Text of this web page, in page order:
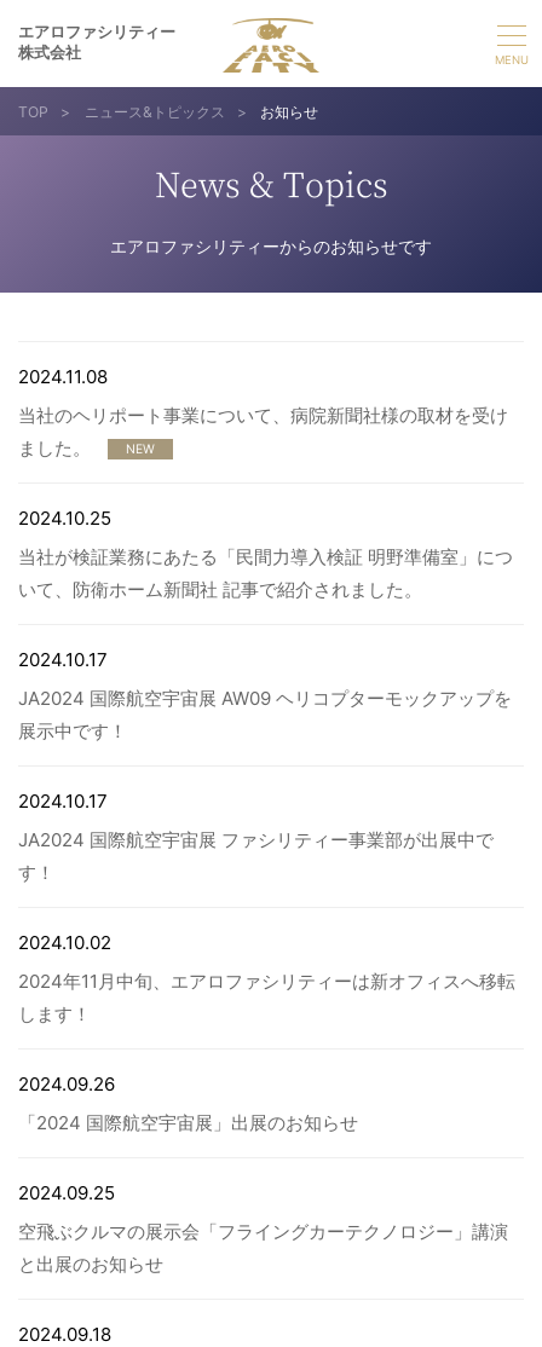
エアロファシリティー
株式会社
選ばれる理由
採用情報
病院関係者の方
TOP > ニュース&トピックス > お知らせ
News & Topics
エアロファシリティーからのお知らせです
2024.11.08
当社のヘリポート事業について、病院新聞社様の取材を受け
ました。
NEW
2024.10.25
当社が検証業務にあたる「民間力導入検証 明野準備室」につ
いて、防衛ホーム新聞社 記事で紹介されました。
2024.10.17
JA2024 国際航空宇宙展 AW09 ヘリコプターモックアップを
展示中です！
2024.10.17
JA2024 国際航空宇宙展 ファシリティー事業部が出展中で
す！
2024.10.02
2024年11月中旬、エアロファシリティーは新オフィスへ移転
します！
2024.09.26
「2024 国際航空宇宙展」出展のお知らせ
2024.09.25
空飛ぶクルマの展示会「フライングカーテクノロジー」講演
と出展のお知らせ
2024.09.18